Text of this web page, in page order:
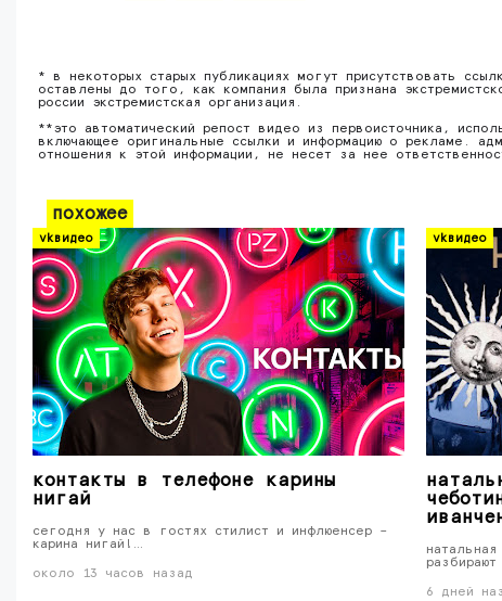
* в некоторых старых публикациях могут присутствовать
оставлены до того, как компания была признана
россии экстремистская организация.
**это автоматический репост видео из первоисточника,
включающее оригинальные ссылки и информацию о рекламе.
отношения к этой информации, не несет за нее
похожее
vkвидео
контакты в телефоне карины
нигай
сегодня у нас в гостях стилист и инфлюенсер –
карина нигай!…
около 13 часов назад
vkвидео
6 дней